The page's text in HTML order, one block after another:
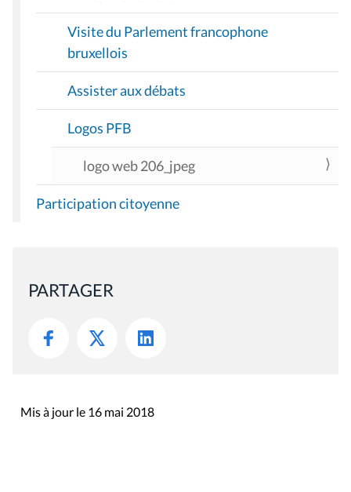
Visite du Parlement francophone
bruxellois
Assister aux débats
Logos PFB
logo web 206_jpeg
Participation citoyenne
PARTAGER
Mis à jour le 16 mai 2018